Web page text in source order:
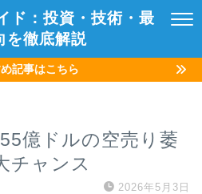
ド：投資・技術・最
を徹底解説
記事はこちら
億ドルの空売り萎
チャンス
2026年5月3日